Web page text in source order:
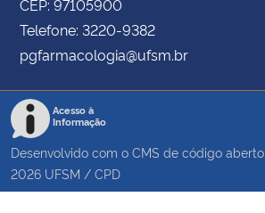
CEP: 97105900
Telefone: 3220-9382
pgfarmacologia@ufsm.br
Acesso à
Informação
Desenvolvido com o CMS de código aberto
2026 UFSM / CPD